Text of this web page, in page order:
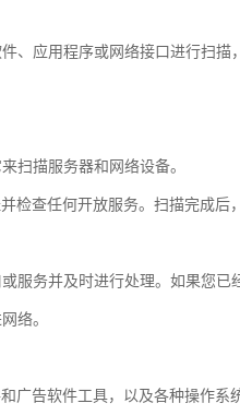
、应用程序或网络接口进行扫描
扫描服务器和网络设备。
检查任何开放服务。扫描完成后
服务并及时进行处理。如果您已
络。
广告软件工具，以及各种操作系